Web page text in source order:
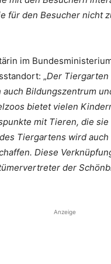
für den Besucher nicht
im
„Der
Bildungszentrum
bietet vielen
mit Tieren, die
Tiergartens wird
Diese
der
Anzeige